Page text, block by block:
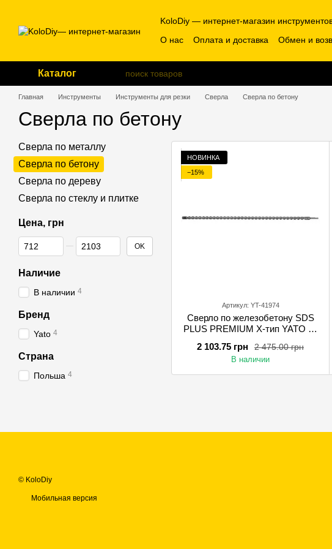
KoloDiy — интернет-магазин
О нас
Оплата и доставка Обмен и
Каталог
Главная Инструменты Инструменты для резки Сверла Сверла по бетону
Сверла по бетону
НОВИНКА
−15%
Артикул: YT-41974
Сверло по железобетону SDS
PLUS PREMIUM Х-тип YATO 25
кромками2 475.00 грн
2 103.75 грн
В наличии
Сверла по металлу
Сверла по бетону
Сверла по дереву
Сверла по стеклу и плитке
Цена, грн
От Цена, грн
До Цена, грн OK
Наличие
В наличии 4
Бренд
Yato 4
Страна
Польша 4
© KoloDiy
Мобильная версия